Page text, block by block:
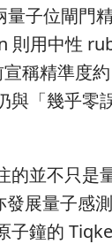
子位閘門
則用中性
稱精準度
與「幾乎零
並不只是
展量子感
子鐘的